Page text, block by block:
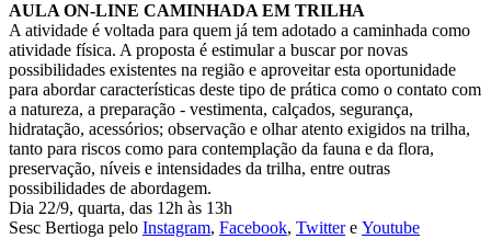
AULA ON-LINE CAMINHADA EM TRILHA
A atividade é voltada para quem já tem adotado a caminhada como
atividade física. A proposta é estimular a buscar por novas
possibilidades existentes na região e aproveitar esta oportunidade
para abordar características deste tipo de prática como o contato com
a natureza, a preparação - vestimenta, calçados, segurança,
hidratação, acessórios; observação e olhar atento exigidos na trilha,
tanto para riscos como para contemplação da fauna e da flora,
preservação, níveis e intensidades da trilha, entre outras
possibilidades de abordagem.
Dia 22/9, quarta, das 12h às 13h
Sesc Bertioga pelo Instagram, Facebook, Twittere Youtube